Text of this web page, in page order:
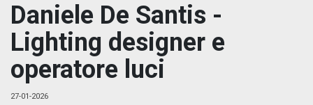
Daniele De Santis -
Lighting designer e
operatore luci
27-01-2026